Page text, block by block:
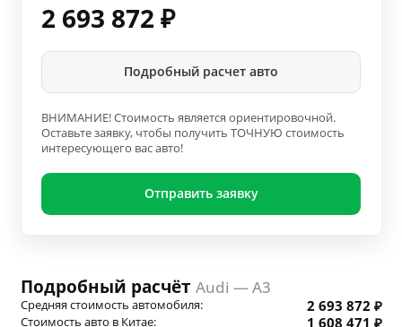
2 693 872 ₽
Подробный расчет авто
ВНИМАНИЕ! Стоимость является ориентировочной.
Оставьте заявку, чтобы получить ТОЧНУЮ стоимость
интересующего вас авто!
Отправить заявку
Подробный расчёт Audi — A3
Средняя стоимость автомобиля: 2 693 872 ₽
Стоимость авто в Китае: 1 608 471 ₽